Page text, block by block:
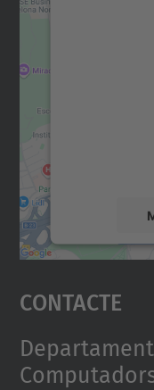
powered
Contacte